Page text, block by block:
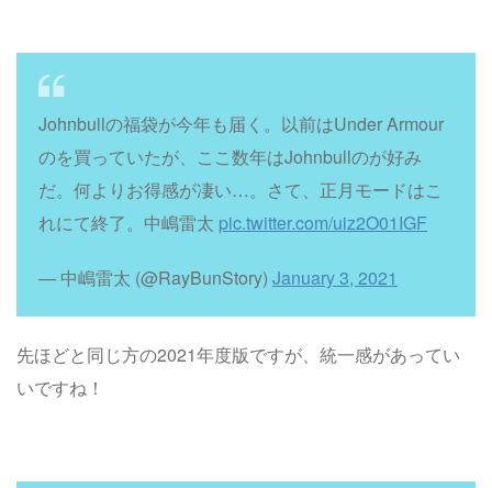
Johnbullの福袋が今年も届く。以前はUnder Armour
のを買っていたが、ここ数年はJohnbullのが好み
だ。何よりお得感が凄い…。さて、正月モードはこ
れにて終了。中嶋雷太 pic.twitter.com/uiz2O01IGF
— 中嶋雷太 (@RayBunStory) January 3, 2021
先ほどと同じ方の2021年度版ですが、統一感があってい
いですね！